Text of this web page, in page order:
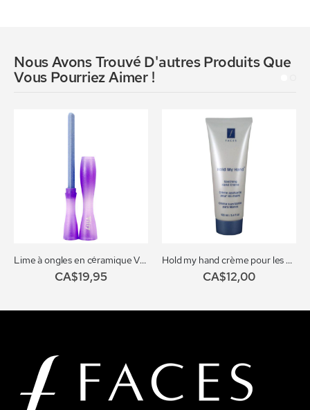
Nous Avons Trouvé D'autres Produits Que
Vous Pourriez Aimer !
Lime à ongles en céramique VITRY
CA$19,95
Hold my hand crème pour les mains
CA$12,00